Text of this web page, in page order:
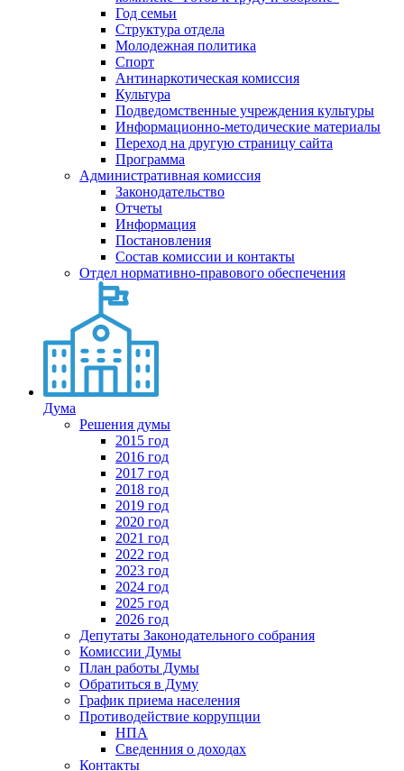
Год семьи
Структура отдела
Молодежная политика
Спорт
Антинаркотическая комиссия
Культура
Подведомственные учреждения культуры
Информационно-методические материалы
Переход на другую страницу сайта
Программа
Административная комиссия
Законодательство
Отчеты
Информация
Постановления
Состав комиссии и контакты
Отдел нормативно-правового обеспечения
Дума
Решения думы
2015 год
2016 год
2017 год
2018 год
2019 год
2020 год
2021 год
2022 год
2023 год
2024 год
2025 год
2026 год
Депутаты Законодательного собрания
Комиссии Думы
План работы Думы
Обратиться в Думу
График приема населения
Противодействие коррупции
НПА
Сведенния о доходах
Контакты